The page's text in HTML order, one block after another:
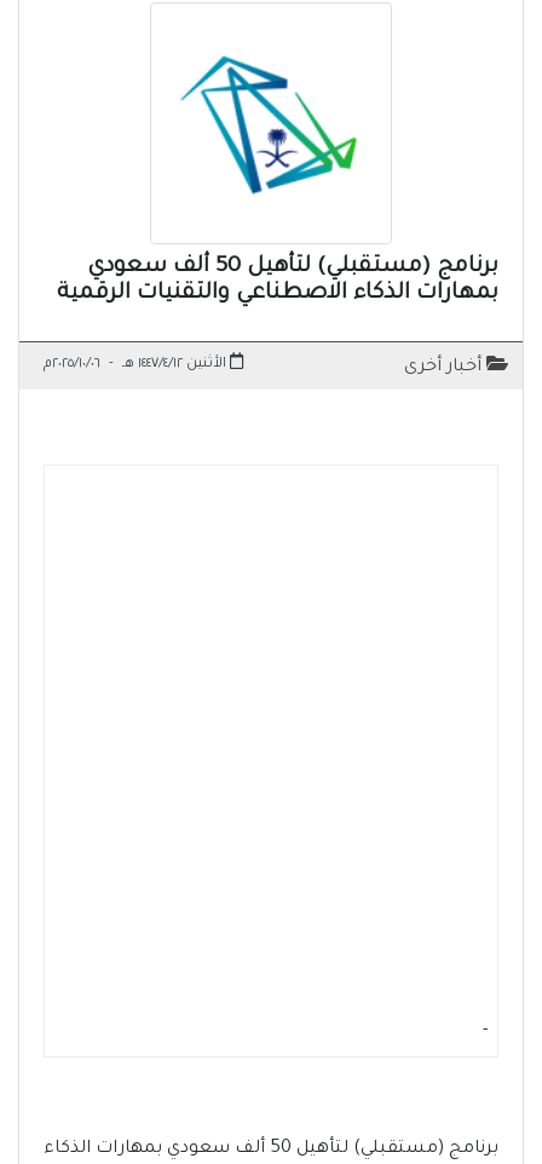
برنامج (مستقبلي) لتأهيل 50 ألف سعودي
بمهارات الذكاء الاصطناعي والتقنيات الرقمية
أخبار أخرى الأثنين ١٤٤٧/٤/١٢ هـ - ٢٠٢٥/١٠/٠٦م
-
برنامج (مستقبلي) لتأهيل 50 ألف سعودي بمهارات الذكاء